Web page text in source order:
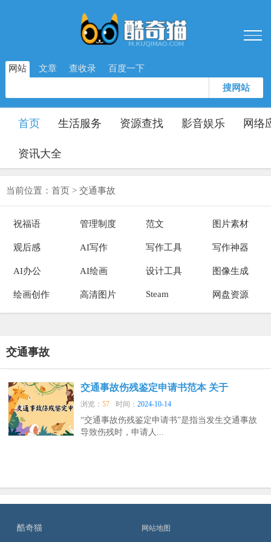
网站 文章 查收录 百度一下
搜网站
首页 生活服务 资源查找 影音娱乐 网络
资讯大全
当前位置： 首页 > 交通事故
祝福语 管理制度 范文 图片素材
观后感 AI写作 写作工具 写作神器
AI办公 AI绘画 设计工具 图像生成
绘画创作 高清图片 Steam 网盘资源
交通事故
交通事故伤残鉴定申请书范本 关于
浏览：57 时间：2024-10-14
“交通事故伤残鉴定申请书”是指当发生交通事故
导致伤残时，申请人...
酷奇猫 网站地图